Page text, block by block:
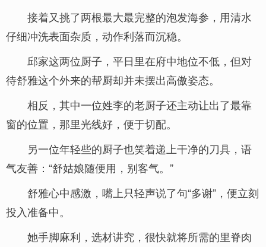
接着又挑了两根最大最完整的泡发海参，用清水
仔细冲洗表面杂质，动作利落而沉稳。
邱家这两位厨子，平日里在府中地位不低，但对
待舒雅这个外来的帮厨却并未摆出高傲姿态。
相反，其中一位姓李的老厨子还主动让出了最靠
窗的位置，那里光线好，便于切配。
另一位年轻些的厨子也笑着递上干净的刀具，语
气友善：“舒姑娘随便用，别客气。”
舒雅心中感激，嘴上只轻声说了句“多谢”，便立刻
投入准备中。
她手脚麻利，选材讲究，很快就将所需的里脊肉